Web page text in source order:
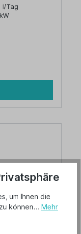
l/Tag
um Ihnen die
können... Mehr